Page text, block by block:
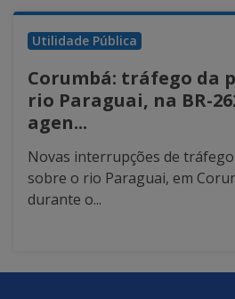
Utilidade Pública
Corumbá: tráfego da
rio Paraguai, na BR-
agen...
Novas interrupções de
sobre o rio Paraguai, em
durante o...